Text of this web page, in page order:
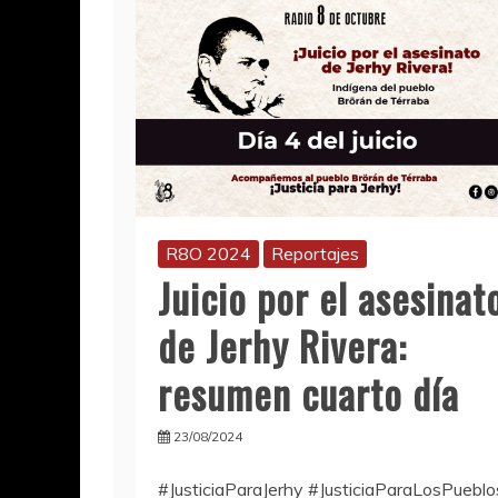
R8O 2024 Reportajes
Juicio por el
de Jerhy Rivera:
resumen cuarto día
23/08/2024
#JusticiaParaJerhy